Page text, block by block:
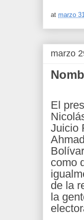
at marzo
marzo
El
Juicio
como
de la
la